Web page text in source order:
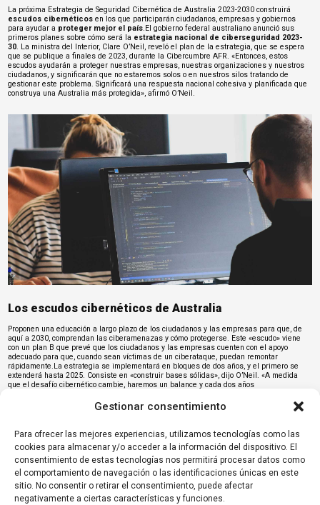
Gestionar consentimiento
Para ofrecer las mejores experiencias, utilizamos tecnologías como las
cookies para almacenar y/o acceder a la información del dispositivo. El
consentimiento de estas tecnologías nos permitirá procesar datos como
el comportamiento de navegación o las identificaciones únicas en este
sitio. No consentir o retirar el consentimiento, puede afectar
negativamente a ciertas características y funciones.
La próxima Estrategia de Seguridad Cibernética de Australia 2023-2030 construirá
escudos cibernéticos en los que participarán ciudadanos, empresas y gobiernos
para ayudar a proteger mejor el país.El gobierno federal australiano anunció sus
primeros planes sobre cómo será la estrategia nacional de ciberseguridad 2023-
30. La ministra del Interior, Clare O’Neil, reveló el plan de la estrategia, que se espera
que se publique a finales de 2023, durante la Cibercumbre AFR. «Entonces, estos
escudos ayudarán a proteger nuestras empresas, nuestras organizaciones y nuestros
ciudadanos, y significarán que no estaremos solos o en nuestros silos tratando de
gestionar este problema. Significará una respuesta nacional cohesiva y planificada que
construya una Australia más protegida», afirmó O’Neil.
Los escudos cibernéticos de Australia
Proponen una educación a largo plazo de los ciudadanos y las empresas para que, de
aquí a 2030, comprendan las ciberamenazas y cómo protegerse. Este «escudo» viene
con un plan B que prevé que los ciudadanos y las empresas cuenten con el apoyo
adecuado para que, cuando sean víctimas de un ciberataque, puedan remontar
rápidamente.La estrategia se implementará en bloques de dos años, y el primero se
extenderá hasta 2025. Consiste en «construir bases sólidas», dijo O’Neil. «A medida
que el desafío cibernético cambie, haremos un balance y cada dos años
rodeado por estos seis firmes escudos de protección que ayudarán a mantener seguros
a nuestros ciudadanos».También se pondrá el foco en la capacidad soberana a través
deseable para los jóvenes de todo el país y nos estamos asegurando de tener un
sistema que sea adaptable en sí mismo», dijo O’Neil. Esta es una respuesta directa a
uno de los muchos comentarios recibidos por el gobierno durante la discusión para el
desarrollo de la nueva estrategia de ciberseguridad. «Hubo un reconocimiento universal
de la necesidad de hacer más en materia de habilidades cibernéticas y la sensación
que cuando se trata de la industria cibernética, la calidad puede ser un poco difícil de
discernir para muchas empresas australianas».Más información:
https://www.csoonline.com/article/652708/australias-new-cybersecurity-strategy-to-